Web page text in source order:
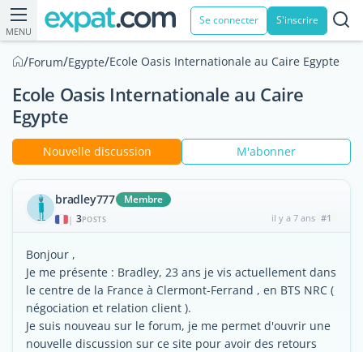
MENU
Se connecter S'inscrire
/Forum/Egypte/Ecole Oasis Internationale au Caire Egypte
Ecole Oasis Internationale au Caire
Egypte
Nouvelle discussion M'abonner
bradley777 Membre
| 3POSTS il y a 7 ans #1
Bonjour ,
Je me présente : Bradley, 23 ans je vis actuellement dans
le centre de la France à Clermont-Ferrand , en BTS NRC (
négociation et relation client ).
Je suis nouveau sur le forum, je me permet d'ouvrir une
nouvelle discussion sur ce site pour avoir des retours